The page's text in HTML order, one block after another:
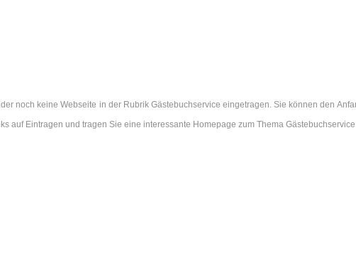
noch keine Webseite in der Rubrik Gästebuchservice eingetragen. Sie können den
auf Eintragen und tragen Sie eine interessante Homepage zum Thema